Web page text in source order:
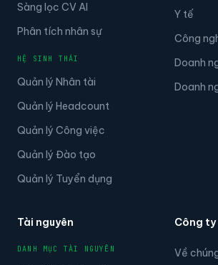
Sàng lọc CV AI
Phân tích nhân sự
HỆ SINH THÁI
Quản lý Nhân tài
Quản lý Headcount
Quản lý Công việc
Quản lý Đào tạo
Quản lý Tuyển dụng
Y tế
Công
Doanh
Doanh
Tài nguyên
DANH MỤC TÀI NGUYÊN
Công ty
Về